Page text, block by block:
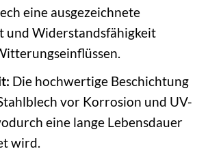
eine ausgezeichnete
und Widerstandsfähigkeit
Die hochwertige Beschichtung
vor Korrosion und UV-
eine lange Lebensdauer
wird.